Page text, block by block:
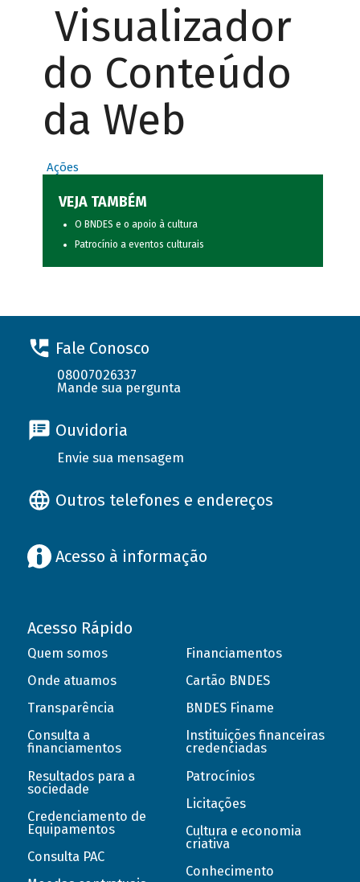
Visualizador
do Conteúdo
da Web
Ações
VEJA TAMBÉM
O BNDES e o apoio à cultura
Patrocínio a eventos culturais
Fale Conosco
08007026337
Mande sua pergunta
Ouvidoria
Envie sua mensagem
Outros telefones e endereços
Acesso à informação
Acesso Rápido
Quem somos
Onde atuamos
Transparência
Consulta a
financiamentos
Resultados para a
sociedade
Credenciamento de
Equipamentos
Consulta PAC
Financiamentos
Cartão BNDES
BNDES Finame
Instituições financeiras
credenciadas
Patrocínios
Licitações
Cultura e economia
criativa
Conhecimento